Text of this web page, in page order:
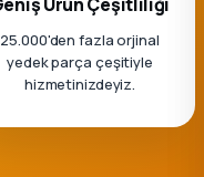
25.000'den fazla orjinal
yedek parça çeşitiyle
hizmetinizdeyiz.